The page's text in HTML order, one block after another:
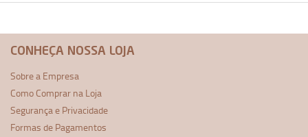
CONHEÇA NOSSA LOJA
Sobre a Empresa
Como Comprar na Loja
Segurança e Privacidade
Formas de Pagamentos